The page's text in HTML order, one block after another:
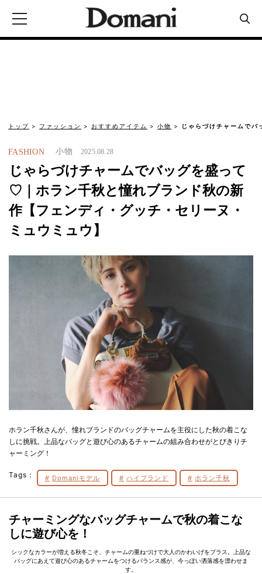
トップ ファッション おすすめアイテム 小物 じゃらづけチャームで
FASHION 小物 2025.08.28
じゃらづけチャームでバッグを盛って
♡｜ホラン千秋と憧れブランド秋の新
作【フェンディ・グッチ・セリーヌ・
ミュウミュウ】
ホラン千秋さんが、憧れブランドのバッグチャームを主役にした秋の着こな
しに挑戦。上品なバッグと遊び心のあるチャームの組み合わせがとびきりチ
ャーミング！
Tags： Domaniモデル ハイブランド ホラン千秋
チャーミングなバッグチャームで秋の着こな
しに遊び心を！
シックなカラーが増える秋冬こそ、チャームの重ねづけで大人のかわいげをプラス。上品な
バッグにあえて遊び心のあるチャームをつけるバランス感が、今っぽい洒落感を漂わせま
す。